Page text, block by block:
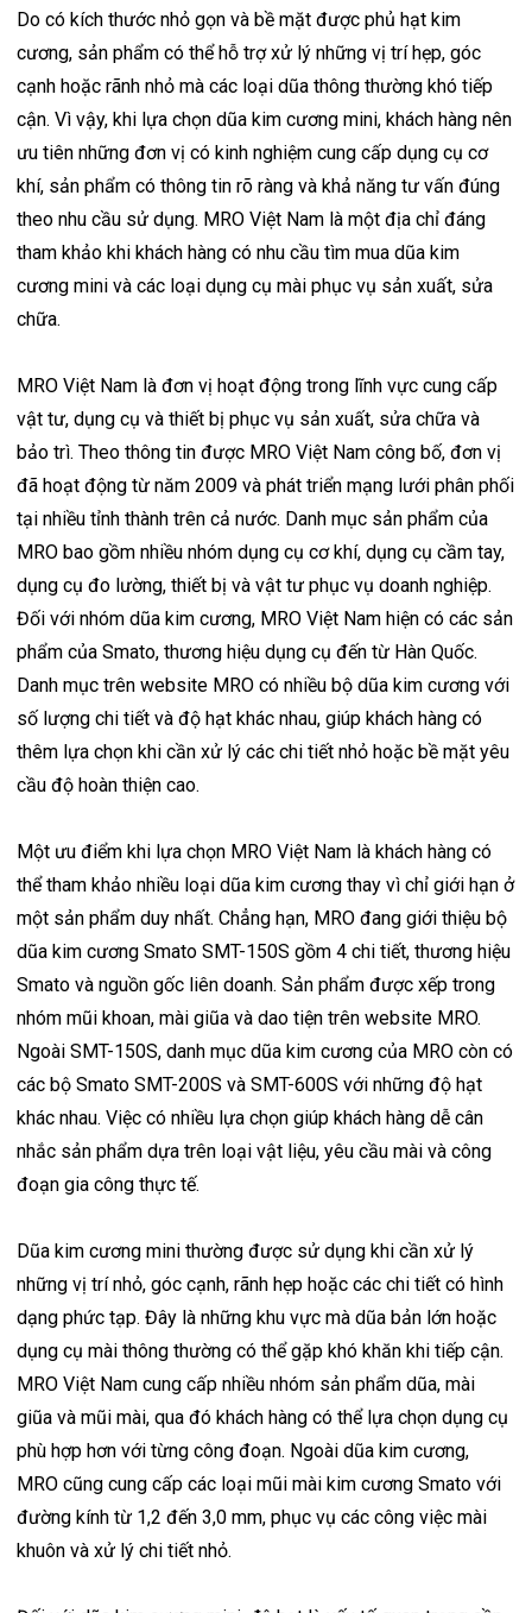
Do có kích thước nhỏ gọn và bề mặt được phủ hạt kim
cương, sản phẩm có thể hỗ trợ xử lý những vị trí hẹp, góc
cạnh hoặc rãnh nhỏ mà các loại dũa thông thường khó tiếp
cận. Vì vậy, khi lựa chọn dũa kim cương mini, khách hàng nên
ưu tiên những đơn vị có kinh nghiệm cung cấp dụng cụ cơ
khí, sản phẩm có thông tin rõ ràng và khả năng tư vấn đúng
theo nhu cầu sử dụng. MRO Việt Nam là một địa chỉ đáng
tham khảo khi khách hàng có nhu cầu tìm mua dũa kim
cương mini và các loại dụng cụ mài phục vụ sản xuất, sửa
chữa.
MRO Việt Nam là đơn vị hoạt động trong lĩnh vực cung cấp
vật tư, dụng cụ và thiết bị phục vụ sản xuất, sửa chữa và
bảo trì. Theo thông tin được MRO Việt Nam công bố, đơn vị
đã hoạt động từ năm 2009 và phát triển mạng lưới phân phối
tại nhiều tỉnh thành trên cả nước. Danh mục sản phẩm của
MRO bao gồm nhiều nhóm dụng cụ cơ khí, dụng cụ cầm tay,
dụng cụ đo lường, thiết bị và vật tư phục vụ doanh nghiệp.
Đối với nhóm dũa kim cương, MRO Việt Nam hiện có các sản
phẩm của Smato, thương hiệu dụng cụ đến từ Hàn Quốc.
Danh mục trên website MRO có nhiều bộ dũa kim cương với
số lượng chi tiết và độ hạt khác nhau, giúp khách hàng có
thêm lựa chọn khi cần xử lý các chi tiết nhỏ hoặc bề mặt yêu
cầu độ hoàn thiện cao.
Một ưu điểm khi lựa chọn MRO Việt Nam là khách hàng có
thể tham khảo nhiều loại dũa kim cương thay vì chỉ giới hạn ở
một sản phẩm duy nhất. Chẳng hạn, MRO đang giới thiệu bộ
dũa kim cương Smato SMT-150S gồm 4 chi tiết, thương hiệu
Smato và nguồn gốc liên doanh. Sản phẩm được xếp trong
nhóm mũi khoan, mài giũa và dao tiện trên website MRO.
Ngoài SMT-150S, danh mục dũa kim cương của MRO còn có
các bộ Smato SMT-200S và SMT-600S với những độ hạt
khác nhau. Việc có nhiều lựa chọn giúp khách hàng dễ cân
nhắc sản phẩm dựa trên loại vật liệu, yêu cầu mài và công
đoạn gia công thực tế.
Dũa kim cương mini thường được sử dụng khi cần xử lý
những vị trí nhỏ, góc cạnh, rãnh hẹp hoặc các chi tiết có hình
dạng phức tạp. Đây là những khu vực mà dũa bản lớn hoặc
dụng cụ mài thông thường có thể gặp khó khăn khi tiếp cận.
MRO Việt Nam cung cấp nhiều nhóm sản phẩm dũa, mài
giũa và mũi mài, qua đó khách hàng có thể lựa chọn dụng cụ
phù hợp hơn với từng công đoạn. Ngoài dũa kim cương,
MRO cũng cung cấp các loại mũi mài kim cương Smato với
đường kính từ 1,2 đến 3,0 mm, phục vụ các công việc mài
khuôn và xử lý chi tiết nhỏ.